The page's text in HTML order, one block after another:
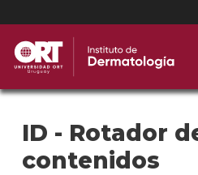
ID - Rotador
contenidos